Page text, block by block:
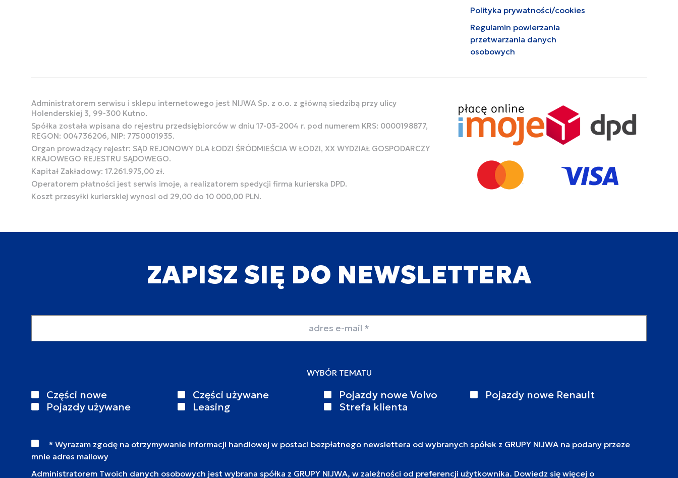
Polityka prywatności/cookies
Regulamin powierzania
przetwarzania danych
osobowych
Administratorem serwisu i sklepu internetowego jest NIJWA Sp. z o.o. z główną siedzibą przy ulicy
Holenderskiej 3, 99-300 Kutno.
Spółka została wpisana do rejestru przedsiębiorców w dniu 17-03-2004 r. pod numerem KRS: 0000198877,
REGON: 004736206, NIP: 7750001935.
Organ prowadzący rejestr: SĄD REJONOWY DLA ŁODZI ŚRÓDMIEŚCIA W ŁODZI, XX WYDZIAŁ GOSPODARCZY
KRAJOWEGO REJESTRU SĄDOWEGO.
Kapitał Zakładowy: 17.261.975,00 zł.
Operatorem płatności jest serwis imoje, a realizatorem spedycji firma kurierska DPD.
Koszt przesyłki kurierskiej wynosi od 29,00 do 10 000,00 PLN.
ZAPISZ SIĘ DO NEWSLETTERA
WYBÓR TEMATU
Części nowe Części używane Pojazdy nowe Volvo
Pojazdy nowe Renault
Pojazdy używane
Leasing Strefa klienta
* Wyrazam zgodę na otrzymywanie informacji handlowej w postaci bezpłatnego newslettera od wybranych spółek z GRUPY NIJWA na podany przeze
mnie adres mailowy
Administratorem Twoich danych osobowych jest wybrana spółka z GRUPY NIJWA, w zależności od preferencji użytkownika. Dowiedz się więcej o